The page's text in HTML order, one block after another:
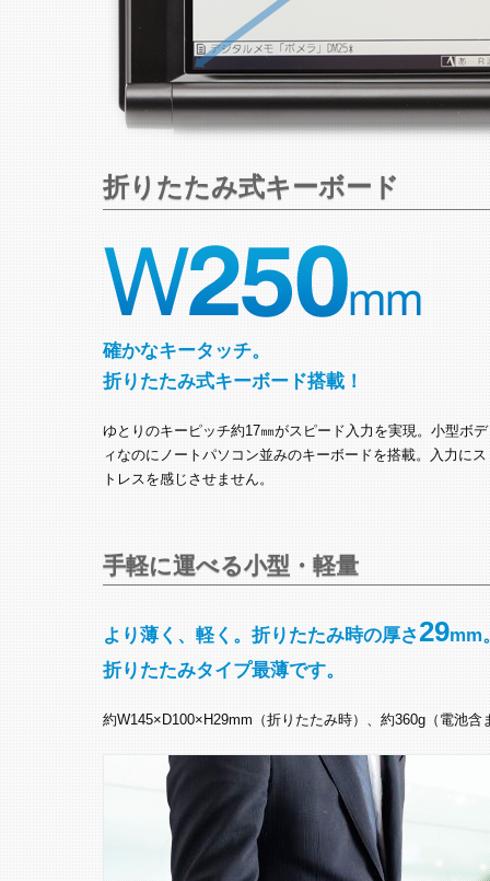
折りたたみ式キーボード
確かなキータッチ。
折りたたみ式キーボード搭載！
ゆとりのキーピッチ約17㎜がスピード入力を実現。小型ボデ
ィなのにノートパソコン並みのキーボードを搭載。入力にス
トレスを感じさせません。
手軽に運べる小型・軽量
より薄く、軽く。折りたたみ時の厚さ29mm
折りたたみタイプ最薄です。
約W145×D100×H29mm（折りたたみ時）、約360g（電池含